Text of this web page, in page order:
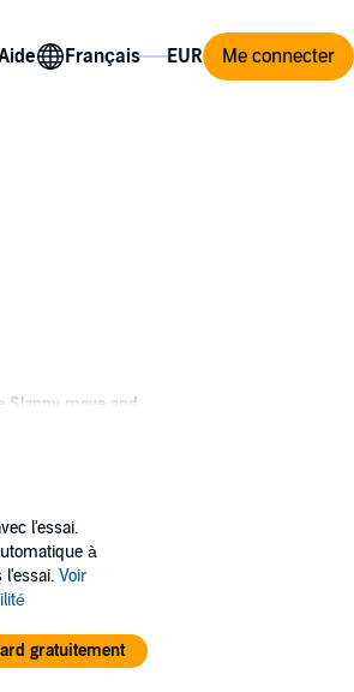
Me connecter
Slappy move and
all the
l'essai.
à
l'essai. Voir
gratuitement